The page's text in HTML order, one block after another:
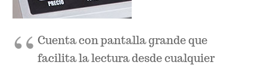
Cuenta con pantalla grande que
facilita la lectura desde cualquier